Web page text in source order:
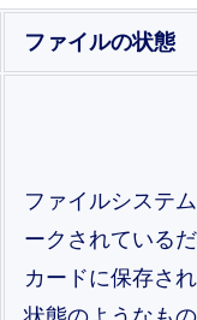
ファイルの状態
ファイルシステ
ークされている
カードに保存さ